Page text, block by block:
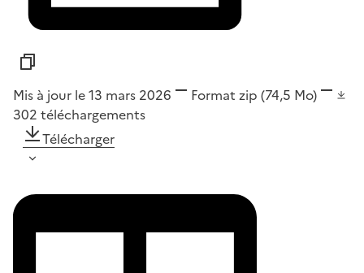
Mis à jour le 13 mars 2026 Format zip (74,5 Mo)
302 téléchargements
Télécharger